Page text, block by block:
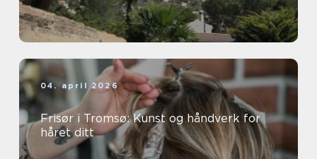
04. april 2026
Frisør i Tromsø: Kunst og håndverk for
håret ditt